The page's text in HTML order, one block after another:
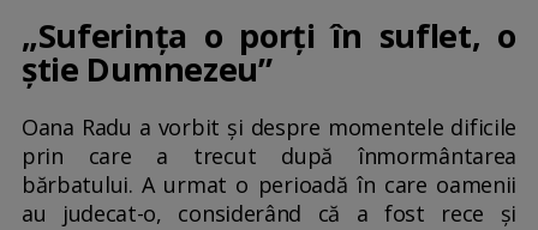
„Suferința o porți în suflet, o
știe Dumnezeu”
Oana Radu a vorbit și despre momentele dificile
prin care a trecut după înmormântarea
bărbatului. A urmat o perioadă în care oamenii
au judecat-o, considerând că a fost rece și